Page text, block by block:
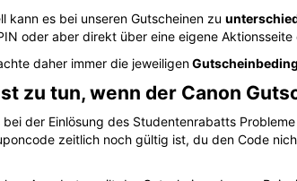
kann es bei unseren Gutscheinen zu
oder aber direkt über eine eigene Aktionsseite
daher immer die jeweiligen
zu tun, wenn der Canon
bei der Einlösung des Studentenrabatts
zeitlich noch gültig ist, du den Code